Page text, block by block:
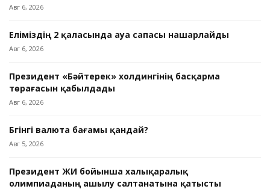
Авг 6, 2026
Еліміздің 2 қаласында ауа сапасы нашарлайды
Авг 6, 2026
Президент «Бәйтерек» холдингінің басқарма
төрағасын қабылдады
Авг 6, 2026
Бүгінгі валюта бағамы қандай?
Авг 5, 2026
Президент ЖИ бойынша халықаралық
олимпиаданың ашылу салтанатына қатысты